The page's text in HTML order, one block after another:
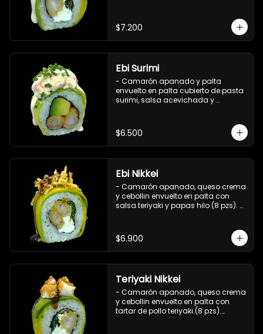
$7.200
Ebi Surimi
- Camarón apanado y palta
envuelto en palta cubierto de pasta
surimi, salsa acevichada y
$6.500
Ebi Nikkei
- Camarón apanado, queso crema
y cebollin envuelto en palta con
salsa teriyaki y papas hilo (8 pzs).
$6.900
Teriyaki Nikkei
- Camarón apanado, queso crema
y cebollin envuelto en palta con
tartar de pollo teriyaki (8 pzs).